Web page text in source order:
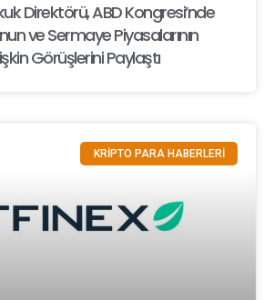
Direktörü, ABD Kongresi’nde
ve Sermaye Piyasalarının
Görüşlerini Paylaştı
KRİPTO PARA HABERLERİ